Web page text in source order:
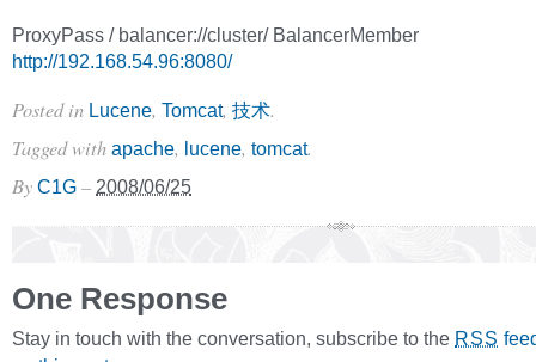
ProxyPass / balancer://cluster/ BalancerMember
http://192.168.54.96:8080/
Posted in Lucene, Tomcat, 技术.
Tagged with apache, lucene, tomcat.
By C1G – 2008/06/25
One Response
Stay in touch with the conversation, subscribe to the RSS